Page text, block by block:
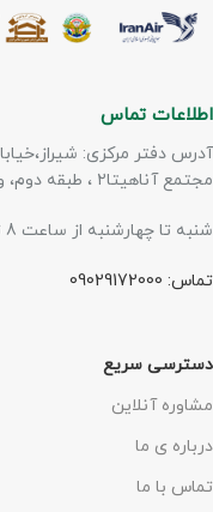
اطلاعات تماس
آدرس دفتر مرکزی:
مجتمع آناهیتا۲ ، طبقه دوم، واحد 56
شنبه تا چهارشنبه از ساعت 8 تا 19 و پنج شنبه ها 8 تا 2 بعد از ظهر
تماس: 09029172000
دسترسی سریع
مشاوره آنلاین
درباره ی ما
تماس با ما